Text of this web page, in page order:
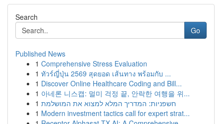
Search
Go
Published News
1 Comprehensive Stress Evaluation
1 ทัวร์ญี่ปุ่น 2569 สุดยอด เส้นทาง พร้อมกับ ...
1 Discover Online Healthcare Coding and Bill...
1 아네론 니스캡: 멀미 걱정 끝, 안락한 여행을 위...
1 חשפניות: המדריך המלא למצוא את המושלמת
1 Modern investment tactics call for expert strat...